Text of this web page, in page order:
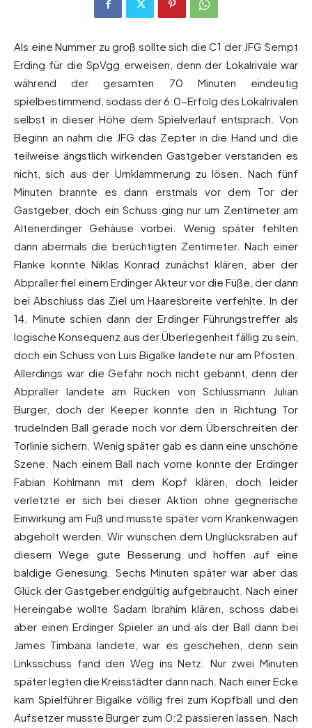
Als eine Nummer zu groß sollte sich die C1 der JFG Sempt
Erding für die SpVgg erweisen, denn der Lokalrivale war
während der gesamten 70 Minuten eindeutig
spielbestimmend, sodass der 6:0-Erfolg des Lokalrivalen
selbst in dieser Höhe dem Spielverlauf entsprach. Von
Beginn an nahm die JFG das Zepter in die Hand und die
teilweise ängstlich wirkenden Gastgeber verstanden es
nicht, sich aus der Umklammerung zu lösen. Nach fünf
Minuten brannte es dann erstmals vor dem Tor der
Gastgeber, doch ein Schuss ging nur um Zentimeter am
Altenerdinger Gehäuse vorbei. Wenig später fehlten
dann abermals die berüchtigten Zentimeter. Nach einer
Flanke konnte Niklas Konrad zunächst klären, aber der
Abpraller fiel einem Erdinger Akteur vor die Füße, der dann
bei Abschluss das Ziel um Haaresbreite verfehlte. In der
14. Minute schien dann der Erdinger Führungstreffer als
logische Konsequenz aus der Überlegenheit fällig zu sein,
doch ein Schuss von Luis Bigalke landete nur am Pfosten.
Allerdings war die Gefahr noch nicht gebannt, denn der
Abpraller landete am Rücken von Schlussmann Julian
Burger, doch der Keeper konnte den in Richtung Tor
trudelnden Ball gerade noch vor dem Überschreiten der
Torlinie sichern. Wenig später gab es dann eine unschöne
Szene. Nach einem Ball nach vorne konnte der Erdinger
Fabian Kohlmann mit dem Kopf klären, doch leider
verletzte er sich bei dieser Aktion ohne gegnerische
Einwirkung am Fuß und musste später vom Krankenwagen
abgeholt werden. Wir wünschen dem Unglücksraben auf
diesem Wege gute Besserung und hoffen auf eine
baldige Genesung. Sechs Minuten später war aber das
Glück der Gastgeber endgültig aufgebraucht. Nach einer
Hereingabe wollte Sadam Ibrahim klären, schoss dabei
aber einen Erdinger Spieler an und als der Ball dann bei
James Timbana landete, war es geschehen, denn sein
Linksschuss fand den Weg ins Netz. Nur zwei Minuten
später legten die Kreisstädter dann nach. Nach einer Ecke
kam Spielführer Bigalke völlig frei zum Kopfball und den
Aufsetzer musste Burger zum 0:2 passieren lassen. Nach